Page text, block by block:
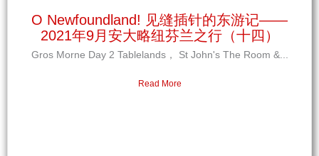
O Newfoundland! 见缝插针的东游记——
2021年9月安大略纽芬兰之行（十四）
Gros Morne Day 2 Tablelands， St John's The Room &...
Read More